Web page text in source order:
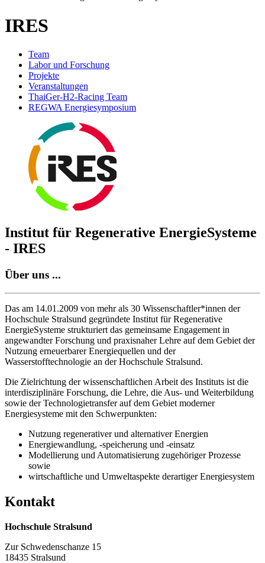
IRES
Team
Labor und Forschung
Projekte
Veranstaltungen
ThaiGer-H2-Racing Team
REGWA Energiesymposium
In­sti­tut für Re­ge­ne­ra­ti­ve En­er­gie­Sys­te­me
- IRES
Über uns ...
Das am 14.01.2009 von mehr als 30 Wissenschaftler*innen der
Hochschule Stralsund gegründete Institut für Regenerative
EnergieSysteme strukturiert das gemeinsame Engagement in
angewandter Forschung und praxisnaher Lehre auf dem Gebiet der
Nutzung erneuerbarer Energiequellen und der
Wasserstofftechnologie an der Hochschule Stralsund.
Die Zielrichtung der wissenschaftlichen Arbeit des Instituts ist die
interdisziplinäre Forschung, die Lehre, die Aus- und Weiterbildung
sowie der Technologietransfer auf dem Gebiet moderner
Energiesysteme mit den Schwerpunkten:
Nutzung regenerativer und alternativer Energien
Energiewandlung, -speicherung und -einsatz
Modellierung und Automatisierung zugehöriger Prozesse
sowie
wirtschaftliche und Umweltaspekte derartiger Energiesystem
Kon­takt
Hochschule Stralsund
Zur Schwedenschanze 15
18435 Stralsund